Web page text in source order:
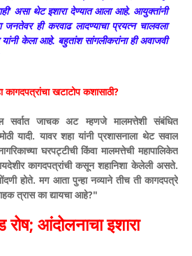
असा थेट इशारा देण्यात आला आहे. आयुक्तांनी
ही करवाढ लादण्याचा प्रयत्न चालवला
केला आहे. बहुतांश सांगलीकरांना ही अवाजवी
खटाटोप कशासाठी?
सर्वात जाचक अट म्हणजे मालमत्तेशी संबंधित
यादी. यावर शहा यांनी प्रशासनाला थेट सवाल
घरपट्टीची किंवा मालमत्तेची महापालिकेत
कागदपत्रांची कसून शहानिशा केलेली असते.
होते. मग आता पुन्हा नव्याने तीच ती कागदपत्रे
त्रास का द्यायचा आहे?"
रोष; आंदोलनाचा इशारा